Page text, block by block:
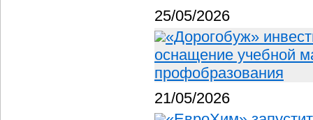
25/05/2026
«Дорогобуж»
оснащение учебной
профобразования
21/05/2026